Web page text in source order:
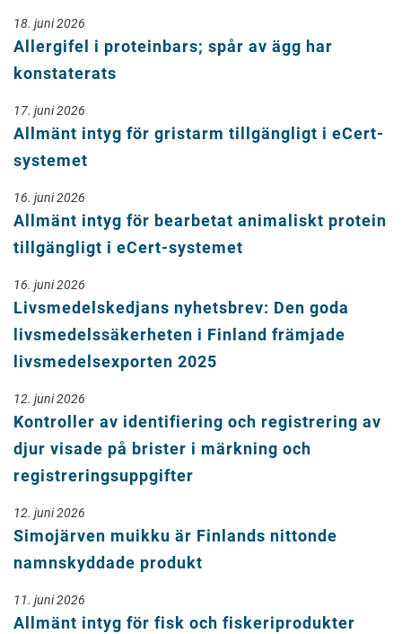
18. juni 2026
Allergifel i proteinbars; spår av ägg har
konstaterats
17. juni 2026
Allmänt intyg för gristarm tillgängligt i eCert-
systemet
16. juni 2026
Allmänt intyg för bearbetat animaliskt protein
tillgängligt i eCert-systemet
16. juni 2026
Livsmedelskedjans nyhetsbrev: Den goda
livsmedelssäkerheten i Finland främjade
livsmedelsexporten 2025
12. juni 2026
Kontroller av identifiering och registrering av
djur visade på brister i märkning och
registreringsuppgifter
12. juni 2026
Simojärven muikku är Finlands nittonde
namnskyddade produkt
11. juni 2026
Allmänt intyg för fisk och fiskeriprodukter